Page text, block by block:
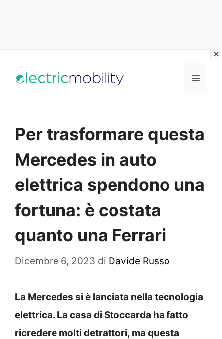
Menu
Per trasformare questa
Mercedes in auto
elettrica spendono una
fortuna: è costata
quanto una Ferrari
Dicembre 6, 2023 di Davide Russo
La Mercedes si è lanciata nella tecnologia
elettrica. La casa di Stoccarda ha fatto
ricredere molti detrattori, ma questa